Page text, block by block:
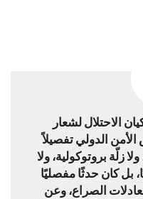
الاحتلال لشعار
الدولي تفصيلاً
زلّة بروتوكولية، ولا
بل كان حدثًا مفصليًا
الصراع، وعن